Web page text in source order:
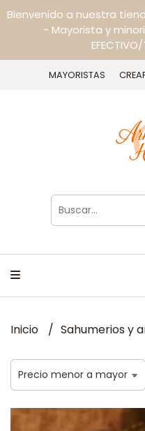
Bienvenido a nuestra
- Mayorista y
MAYORISTAS
Inicio Sahumerios y